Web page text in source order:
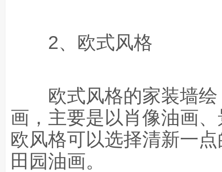
2、欧式风格
欧式风格的家装墙绘
画，主要是以肖像油画
欧风格可以选择清新一
田园油画。